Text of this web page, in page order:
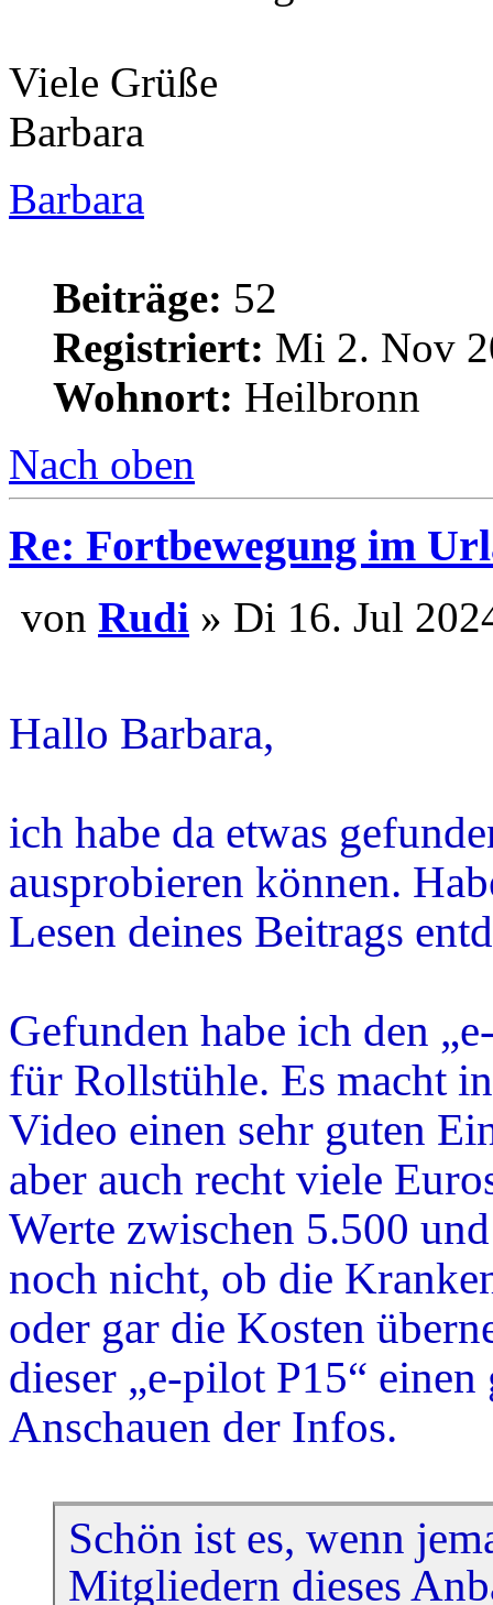
Viele Grüße
Barbara
Barbara
Beiträge: 52
Registriert: Mi 2. Nov
Wohnort: Heilbronn
Nach oben
Re: Fortbewegung im
von Rudi » Di 16. Jul
Hallo Barbara,
ich habe da etwas
ausprobieren können.
Lesen deines Beitrags
Gefunden habe ich den
für Rollstühle. Es macht
Video einen sehr guten
aber auch recht viele
Werte zwischen 5.500
noch nicht, ob die
oder gar die Kosten
dieser „e-pilot P15“
Anschauen der Infos.
Schön ist es, wenn
Mitgliedern dieses